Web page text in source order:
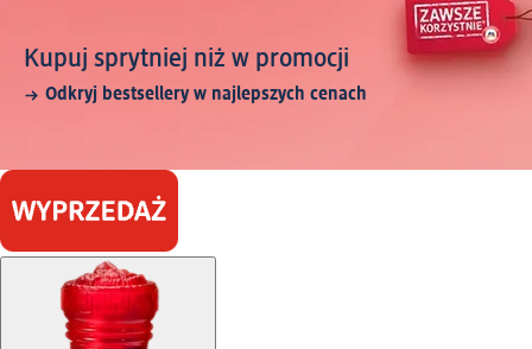
Kupuj sprytniej niż w promocji
Odkryj bestsellery w najlepszych cenach